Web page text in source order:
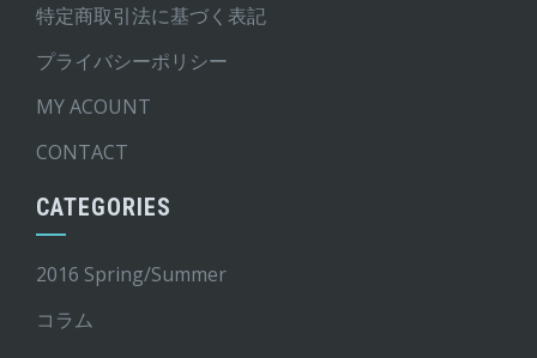
特定商取引法に基づく表記
プライバシーポリシー
MY ACOUNT
CONTACT
CATEGORIES
2016 Spring/Summer
コラム